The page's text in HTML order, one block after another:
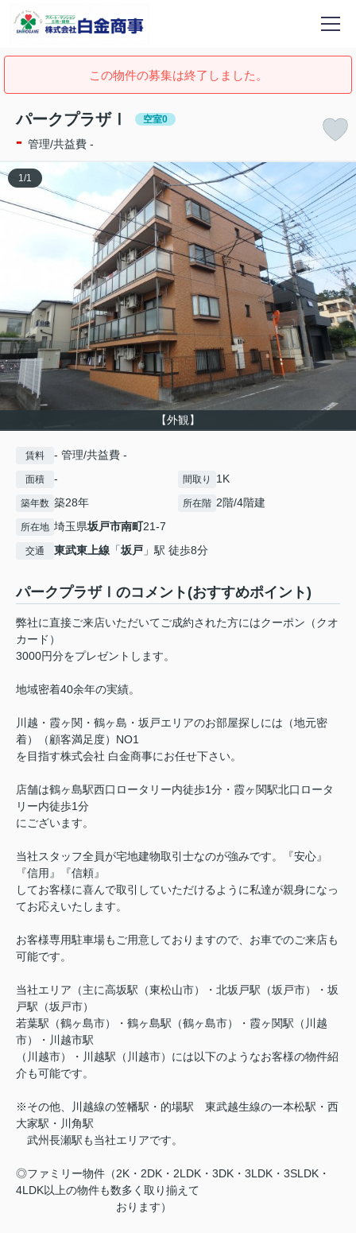
この物件の募集は終了しました。
パークプラザⅠ 空室0
- 管理/共益費 -
【外観】
1 /1
賃料 - 管理/共益費 -
面積 - 間取り 1K
築年数 築28年 所在階 2階/4階建
所在地 埼玉県坂戸市南町21-7
交通 東武東上線 「坂戸 」駅 徒歩8分
パークプラザⅠのコメント(おすすめポイント)
弊社に直接ご来店いただいてご成約された方にはクーポン（クオ
カード）
3000円分をプレゼントします。
地域密着40余年の実績。
川越・霞ヶ関・鶴ヶ島・坂戸エリアのお部屋探しには（地元密
着）（顧客満足度）NO1
を目指す株式会社 白金商事にお任せ下さい。
店舗は鶴ヶ島駅西口ロータリー内徒歩1分・霞ヶ関駅北口ロータ
リー内徒歩1分
にございます。
当社スタッフ全員が宅地建物取引士なのが強みです。『安心』
『信用』『信頼』
してお客様に喜んで取引していただけるように私達が親身になっ
てお応えいたします。
お客様専用駐車場もご用意しておりますので、お車でのご来店も
可能です。
当社エリア（主に高坂駅（東松山市）・北坂戸駅（坂戸市）・坂
戸駅（坂戸市）
若葉駅（鶴ヶ島市）・鶴ヶ島駅（鶴ヶ島市）・霞ヶ関駅（川越
市）・川越市駅
（川越市）・川越駅（川越市）には以下のようなお客様の物件紹
介も可能です。
※その他、川越線の笠幡駅・的場駅 東武越生線の一本松駅・西
大家駅・川角駅
武州長瀬駅も当社エリアです。
◎ファミリー物件（2K・2DK・2LDK・3DK・3LDK・3SLDK・
4LDK以上の物件も数多く取り揃えて
おります）